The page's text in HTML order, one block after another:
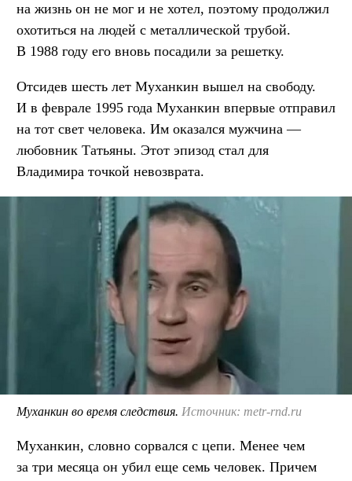
на жизнь он не мог и не хотел, поэтому продолжил
охотиться на людей с металлической трубой.
В 1988 году его вновь посадили за решетку.
Отсидев шесть лет Муханкин вышел на свободу.
И в феврале 1995 года Муханкин впервые отправил
на тот свет человека. Им оказался мужчина —
любовник Татьяны. Этот эпизод стал для
Владимира точкой невозврата.
Муханкин во время следствия. Источник: metr-rnd.ru
Муханкин, словно сорвался с цепи. Менее чем
за три месяца он убил еще семь человек. Причем